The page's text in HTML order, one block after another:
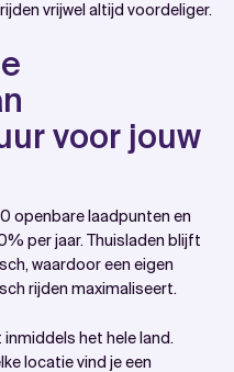
vrijwel altijd voordeliger.
voor jouw
openbare laadpunten en
per jaar. Thuisladen blijft
waardoor een eigen
rijden maximaliseert.
inmiddels het hele land.
locatie vind je een